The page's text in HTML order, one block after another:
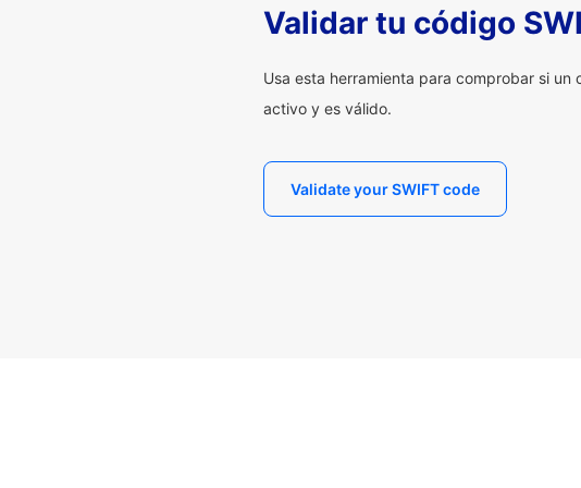
Validar tu código
Usa esta herramienta para comprobar si un
activo y es válido.
Validate your SWIFT code